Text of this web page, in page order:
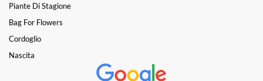
Piante Di Stagione
Bag For Flowers
Cordoglio
Nascita